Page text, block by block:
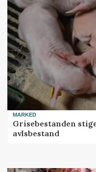
MARKED
Grisebestanden
avlsbestand